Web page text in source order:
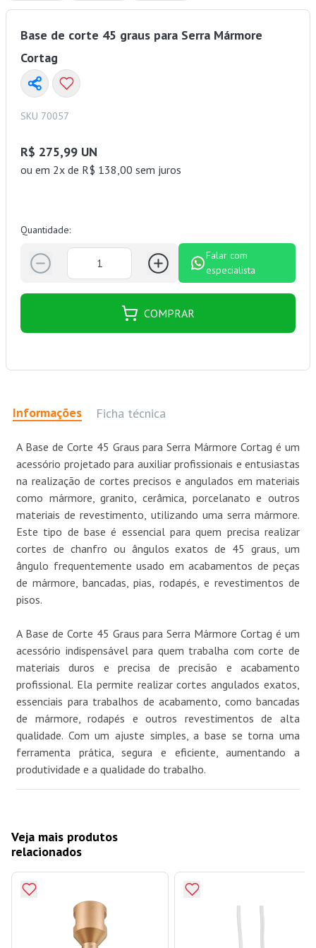
Base de corte 45 graus para Serra Mármore
Cortag
SKU 70057
R$ 275,99 UN
ou em 2x de R$ 138,00 sem juros
Quantidade:
Falar com
especialista
COMPRAR
Informações Ficha técnica
A Base de Corte 45 Graus para Serra Mármore Cortag é um
acessório projetado para auxiliar profissionais e entusiastas
na realização de cortes precisos e angulados em materiais
como mármore, granito, cerâmica, porcelanato e outros
materiais de revestimento, utilizando uma serra mármore.
Este tipo de base é essencial para quem precisa realizar
cortes de chanfro ou ângulos exatos de 45 graus, um
ângulo frequentemente usado em acabamentos de peças
de mármore, bancadas, pias, rodapés, e revestimentos de
pisos.
A Base de Corte 45 Graus para Serra Mármore Cortag é um
acessório indispensável para quem trabalha com corte de
materiais duros e precisa de precisão e acabamento
profissional. Ela permite realizar cortes angulados exatos,
essenciais para trabalhos de acabamento, como bancadas
de mármore, rodapés e outros revestimentos de alta
qualidade. Com um ajuste simples, a base se torna uma
ferramenta prática, segura e eficiente, aumentando a
produtividade e a qualidade do trabalho.
Veja mais produtos
relacionados